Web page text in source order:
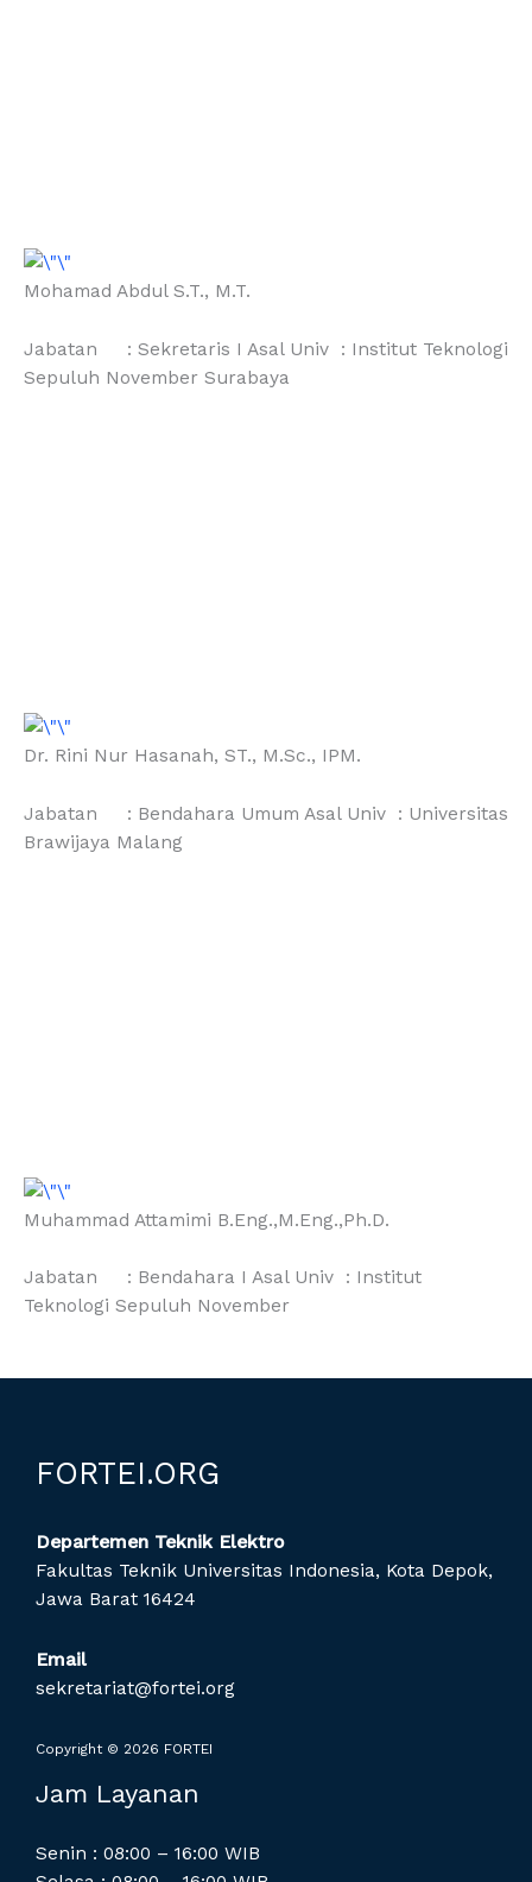
Mohamad Abdul S.T., M.T.
Jabatan : Sekretaris I Asal Univ : Institut Teknologi
Sepuluh November Surabaya
Dr. Rini Nur Hasanah, ST., M.Sc., IPM.
Jabatan : Bendahara Umum Asal Univ : Universitas
Brawijaya Malang
Muhammad Attamimi B.Eng.,M.Eng.,Ph.D.
Jabatan : Bendahara I Asal Univ : Institut
Teknologi Sepuluh November
FORTEI.ORG
Departemen Teknik Elektro
Fakultas Teknik Universitas Indonesia, Kota Depok,
Jawa Barat 16424
Email
sekretariat@fortei.org
Copyright © 2026 FORTEI
Jam Layanan
Senin : 08:00 – 16:00 WIB